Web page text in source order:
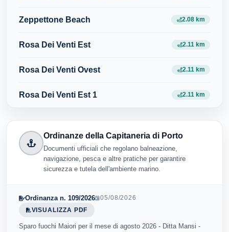
Zeppettone Beach 2.08 km
Rosa Dei Venti Est 2.11 km
Rosa Dei Venti Ovest 2.11 km
Rosa Dei Venti Est 1 2.11 km
Ordinanze della Capitaneria di Porto
Documenti ufficiali che regolano balneazione,
navigazione, pesca e altre pratiche per garantire
sicurezza e tutela dell'ambiente marino.
Ordinanza n. 109/2026
05/08/2026
VISUALIZZA PDF
Sparo fuochi Maiori per il mese di agosto 2026 - Ditta Mansi -